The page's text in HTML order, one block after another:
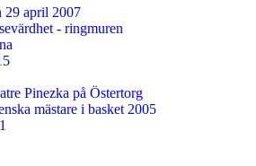
29 april 2007
- ringmuren
Pinezka på Östertorg
mästare i basket 2005